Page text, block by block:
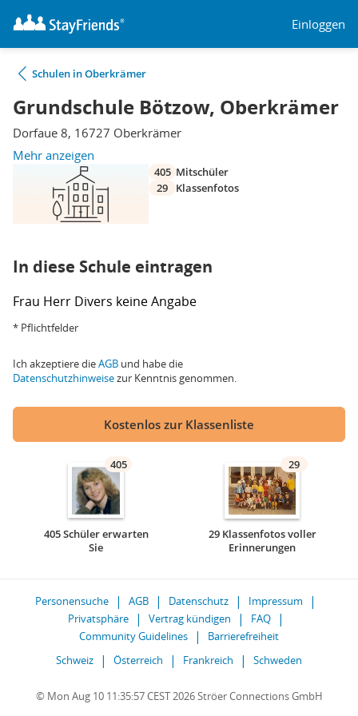
Einloggen
Schulen in Oberkrämer
Grundschule Bötzow, Oberkrämer
Dorfaue 8, 16727 Oberkrämer
Mehr anzeigen
405 Mitschüler
29
Klassenfotos
In diese Schule eintragen
Frau Herr Divers keine Angabe
* Pflichtfelder
Ich akzeptiere dieAGB und habe die
Datenschutzhinweisezur Kenntnis genommen.
Kostenlos zur Klassenliste
405
405 Schüler erwarten
Sie
29
29 Klassenfotos voller
Erinnerungen
Personensuche AGB Datenschutz
Impressum
Privatsphäre
Vertrag kündigen
FAQ
Community Guidelines
Barrierefreiheit
Schweiz
Österreich Frankreich Schweden
© Mon Aug 10 11:35:57 CEST 2026 Ströer Connections GmbH